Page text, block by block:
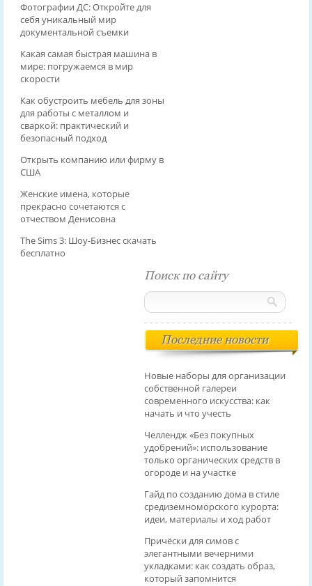
Фотографии ДС: Откройте для
себя уникальный мир
документальной съемки
Какая самая быстрая машина в
мире: погружаемся в мир
скорости
Как обустроить мебель для зоны
для работы с металлом и
сваркой: практический и
безопасный подход
Открыть компанию или фирму в
США
Женские имена, которые
прекрасно сочетаются с
отчеством Денисовна
The Sims 3: Шоу-Бизнес скачать
бесплатно
Поиск по сайту
Последние новости
Новые наборы для организации
собственной галереи
современного искусства: как
начать и что учесть
Челлендж «Без покупных
удобрений»: использование
только органических средств в
огороде и на участке
Гайд по созданию дома в стиле
средиземноморского курорта:
идеи, материалы и ход работ
Причёски для симов с
элегантными вечерними
укладками: как создать образ,
который запомнится